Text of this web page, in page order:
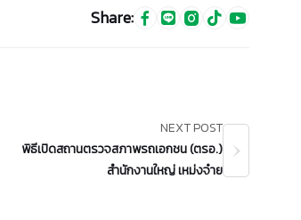
Share:
NEXT POST
พิธีเปิดสถานตรวจสภาพรถเอกชน (ตรอ.)
สำนักงานใหญ่ เหม่งจ๋าย